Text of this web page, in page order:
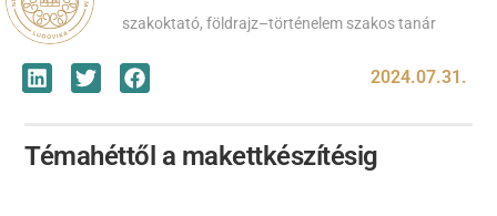
szakoktató, földrajz–történelem szakos tanár
2024.07.31.
Témahéttől a makettkészítésig